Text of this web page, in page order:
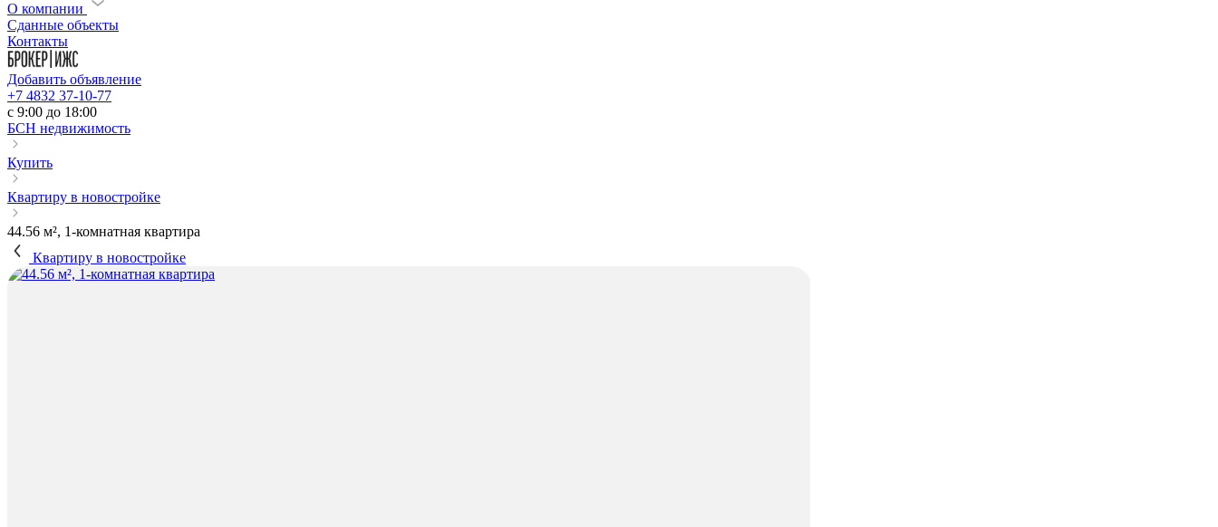
О компании
Сданные объекты
Контакты
Добавить объявление
+7 4832 37-10-77
c 9:00 до 18:00
БСН недвижимость
Купить
Квартиру в новостройке
44.56 м², 1-комнатная квартира
Квартиру в новостройке